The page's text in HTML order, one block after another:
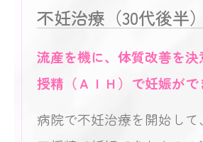
不妊治療（30代後半）
流産を機に、体質改善を
授精（ＡＩＨ）で妊娠がで
病院で不妊治療を開始して